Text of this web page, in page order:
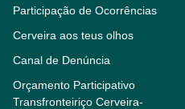
Participação de Ocorrências
Cerveira aos teus olhos
Canal de Denúncia
Orçamento Participativo
Transfronteiriço Cerveira-